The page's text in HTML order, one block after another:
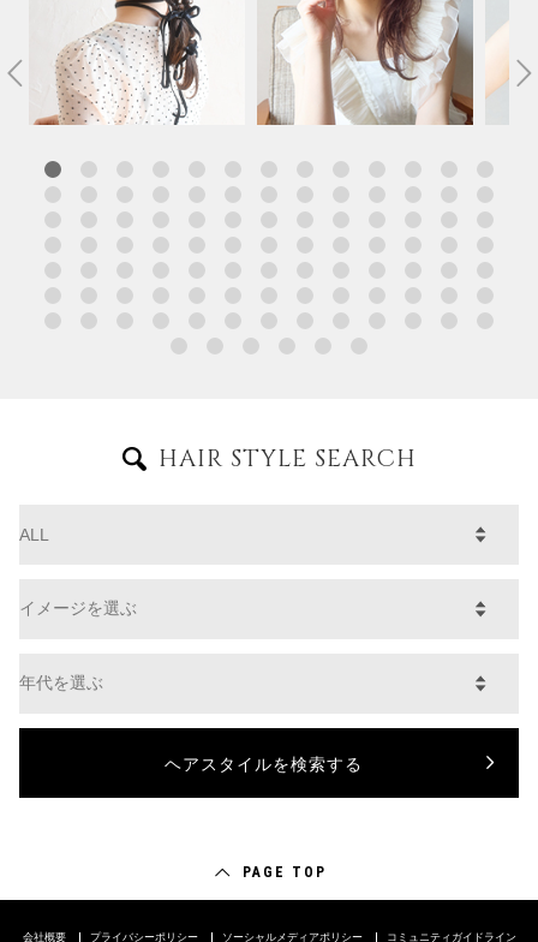
HAIR STYLE SEARCH
PAGE TOP
会社概要 プライバシーポリシー ソーシャルメディアポリシー コミュニティガイドライン